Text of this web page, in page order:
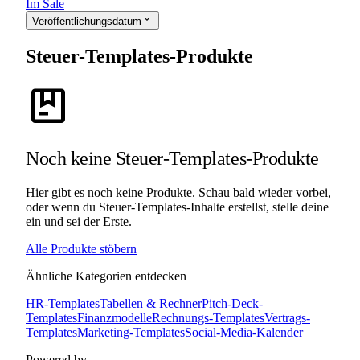
Im Sale
Veröffentlichungsdatum expand_more
Steuer-Templates-Produkte
package
Noch keine Steuer-Templates-Produkte
Hier gibt es noch keine Produkte. Schau bald wieder vorbei,
oder wenn du Steuer-Templates-Inhalte erstellst, stelle deine
ein und sei der Erste.
Alle Produkte stöbern
Ähnliche Kategorien entdecken
HR-TemplatesTabellen & RechnerPitch-Deck-
TemplatesFinanzmodelleRechnungs-TemplatesVertrags-
TemplatesMarketing-TemplatesSocial-Media-Kalender